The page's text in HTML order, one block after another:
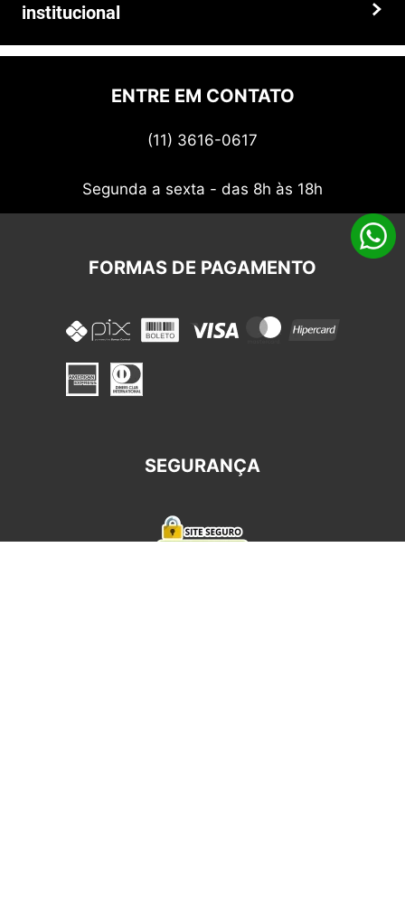
Prazos e entregas
institucional
Quem somos
Politica de privacidadeENTRE EM CONTATO
(11) 3616-0617
Segunda a sexta - das 8h às 18h
FORMAS DE PAGAMENTO
SEGURANÇA